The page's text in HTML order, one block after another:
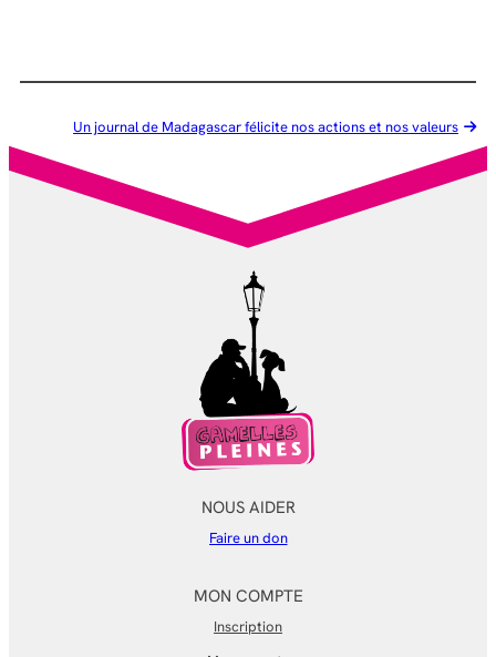
Un journal de Madagascar félicite nos actions et nos valeurs
NOUS AIDER
Faire un don
MON COMPTE
Inscription